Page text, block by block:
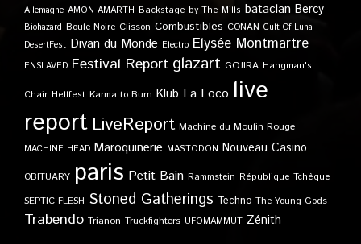
Allemagne AMON AMARTH Backstage by The Mills bataclan Bercy
Biohazard Boule Noire Clisson Combustibles CONAN Cult Of Luna
DesertFest Divan du Monde Electro Elysée Montmartre
ENSLAVED Festival Report glazart GOJIRA Hangman's
Chair Hellfest Karma to Burn Klub La Loco live
report LiveReport Machine du Moulin Rouge
MACHINE HEAD Maroquinerie MASTODON Nouveau Casino
OBITUARY paris Petit Bain Rammstein République Tchèque
SEPTIC FLESH Stoned Gatherings Techno The Young Gods
Trabendo Trianon Truckfighters UFOMAMMUT Zénith